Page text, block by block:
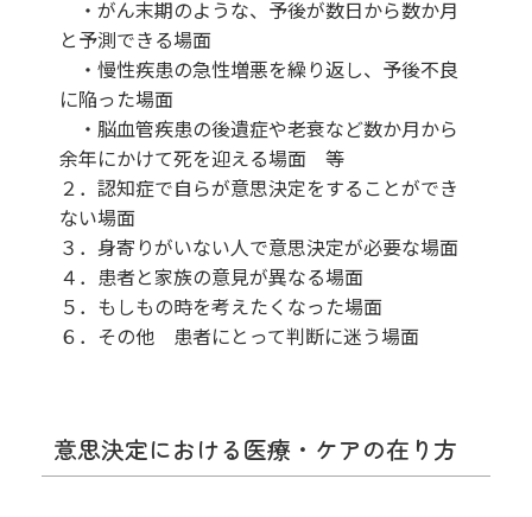
・がん末期のような、予後が数日から数か月
と予測できる場面
・慢性疾患の急性増悪を繰り返し、予後不良
に陥った場面
・脳血管疾患の後遺症や老衰など数か月から
余年にかけて死を迎える場面 等
２．認知症で自らが意思決定をすることができ
ない場面
３．身寄りがいない人で意思決定が必要な場面
４．患者と家族の意見が異なる場面
５．もしもの時を考えたくなった場面
６．その他 患者にとって判断に迷う場面
意思決定における医療・ケアの在り方